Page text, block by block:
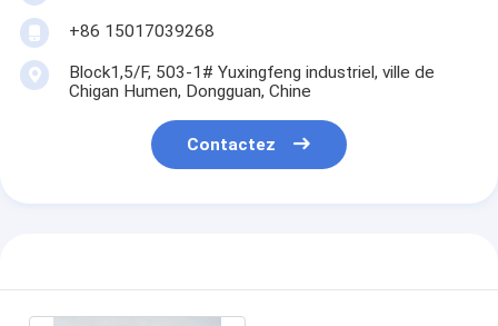
+86 15017039268
Block1,5/F, 503-1# Yuxingfeng industriel, ville de
Chigan Humen, Dongguan, Chine
Contactez